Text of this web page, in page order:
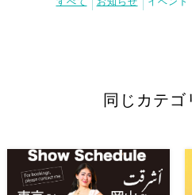
同じカテゴ